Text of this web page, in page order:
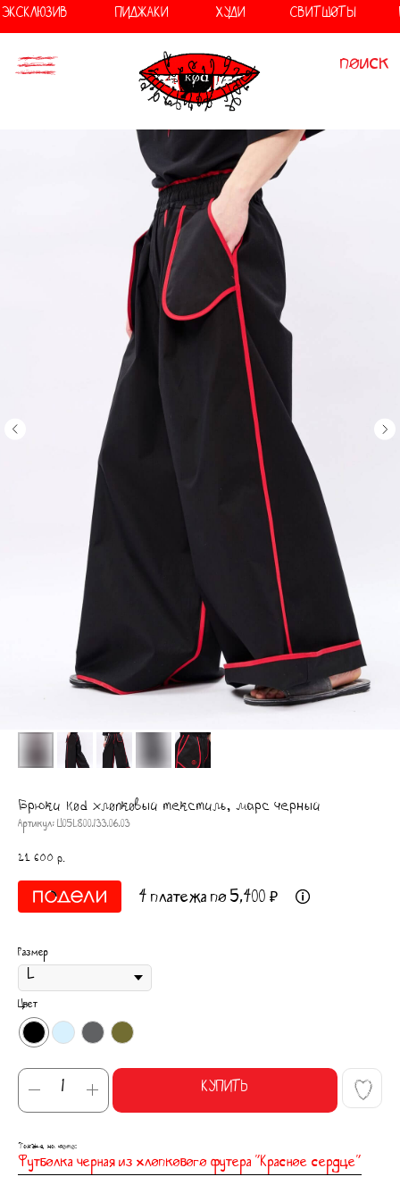
////
ЭКСКЛЮЗИВ ПИДЖАКИ ХУДИ СВИТШОТЫ
Брюки kod хлопковый текстиль, марс черный
Артикул:U05L800.133.06.03
21 600 р.
4 платежа по 5,400 ₽
Размер
Цвет
КУПИТЬ
Также на фото:
Футболка черная из хлопкового футера "Красное сердце"